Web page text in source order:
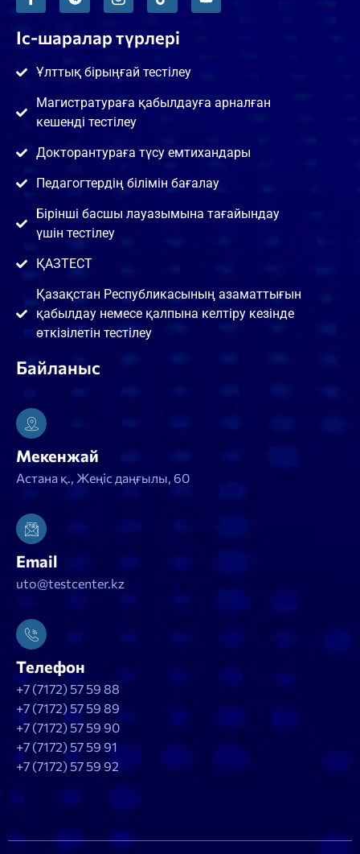
Іс-шаралар түрлері
Ұлттық бірыңғай тестілеу
Магистратураға қабылдауға арналған
кешенді тестілеу
Докторантураға түсу емтихандары
Педагогтердің білімін бағалау
Бірінші басшы лауазымына тағайындау
үшін тестілеу
ҚАЗТЕСТ
Қазақстан Республикасының азаматтығын
қабылдау немесе қалпына келтіру кезінде
өткізілетін тестілеу
Байланыс
Мекенжай
Астана қ., Жеңіс даңғылы, 60
Email
uto@testcenter.kz
Телефон
+7 (7172) 57 59 88
+7 (7172) 57 59 89
+7 (7172) 57 59 90
+7 (7172) 57 59 91
+7 (7172) 57 59 92